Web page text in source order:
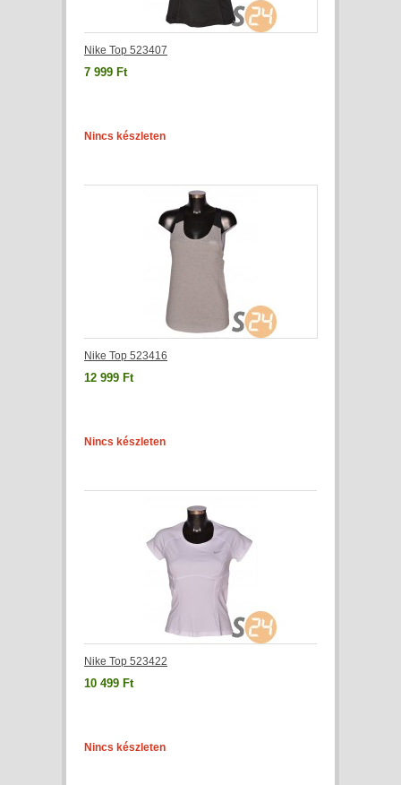
Nike Top 523407
7 999 Ft
Nincs készleten
Nike Top 523416
12 999 Ft
Nincs készleten
Nike Top 523422
10 499 Ft
Nincs készleten